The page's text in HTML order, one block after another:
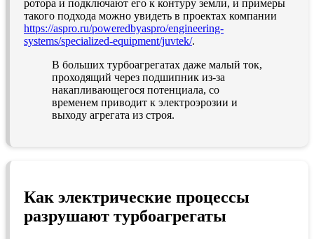
ротора и подключают его к контуру земли, и примеры
такого подхода можно увидеть в проектах компании
https://aspro.ru/poweredbyaspro/engineering-
systems/specialized-equipment/juvtek/.
В больших турбоагрегатах даже малый ток,
проходящий через подшипник из-за
накапливающегося потенциала, со
временем приводит к электроэрозии и
выходу агрегата из строя.
Как электрические процессы
разрушают турбоагрегаты